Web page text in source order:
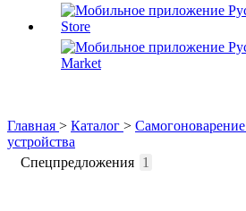
Главная > Каталог > Самогоноварение
устройства
Спецпредложения 1